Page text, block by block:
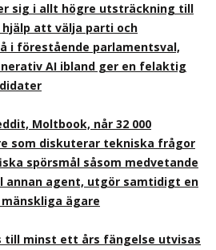
sig i allt högre utsträckning till
att välja parti och
i förestående parlamentsval,
AI ibland ger en felaktig
Moltbook, når 32 000
som diskuterar tekniska frågor
spörsmål såsom medvetande
agent, utgör samtidigt en
ägare
till minst ett års fängelse utvisas